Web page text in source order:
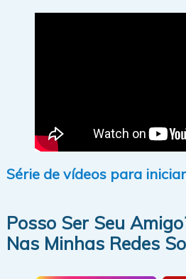
Série de vídeos para
Posso Ser Seu
Nas Minhas Redes